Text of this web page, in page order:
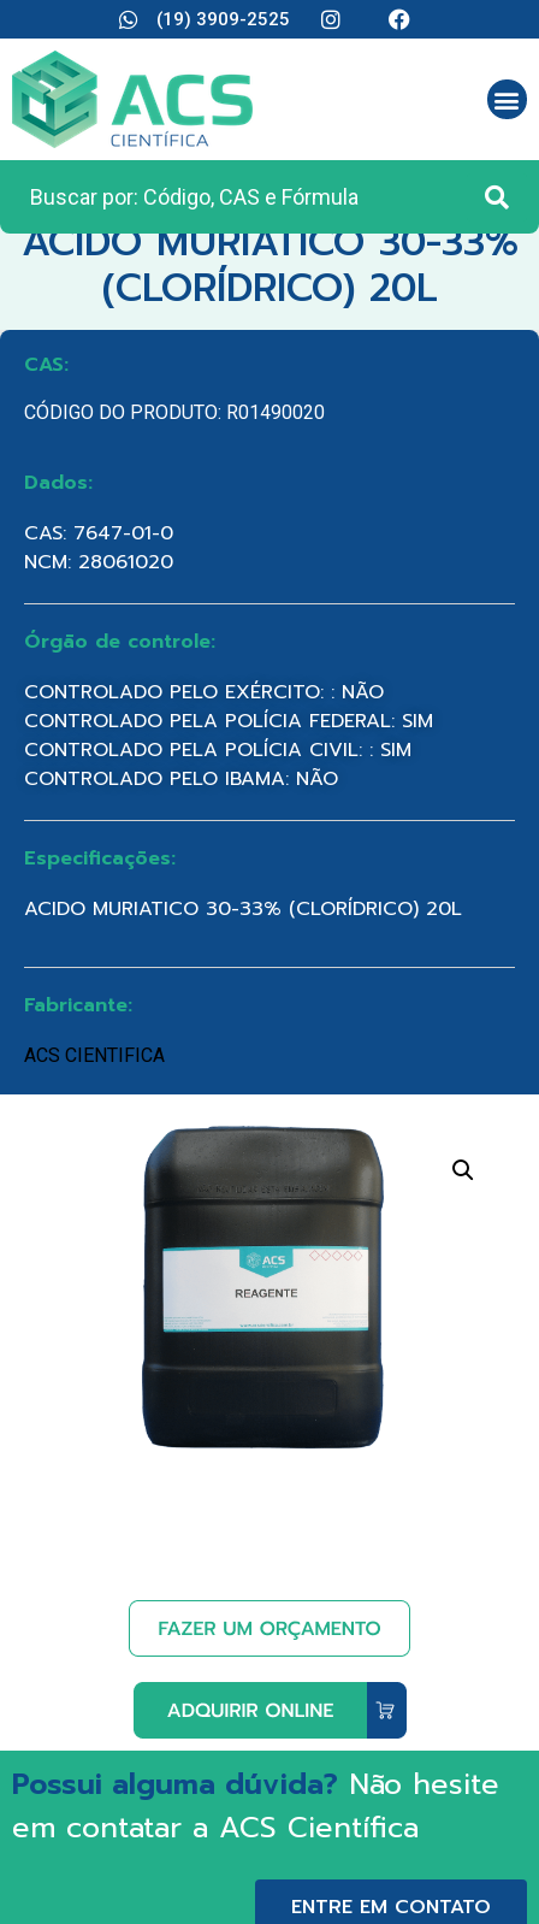
(19) 3909-2525
CATEGORIA: MATÉRIA PRIMA
ACIDO MURIATICO 30-33%
(CLORÍDRICO) 20L
CAS:
CÓDIGO DO PRODUTO: R01490020
Dados:
CAS: 7647-01-0
NCM: 28061020
Órgão de controle:
CONTROLADO PELO EXÉRCITO: : NÃO
CONTROLADO PELA POLÍCIA FEDERAL: SIM
CONTROLADO PELA POLÍCIA CIVIL: : SIM
CONTROLADO PELO IBAMA: NÃO
Especificações:
ACIDO MURIATICO 30-33% (CLORÍDRICO) 20L
Fabricante:
ACS CIENTIFICA
Possui alguma dúvida? Não hesite
em contatar a ACS Científica
ENTRE EM CONTATO